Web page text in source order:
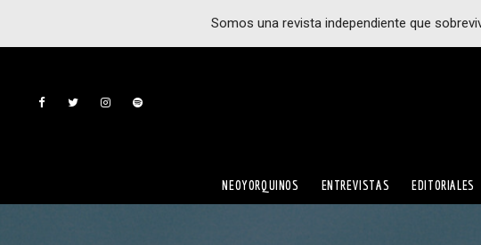
Somos una revista independiente que
NEOYORQUINOS ENTREVISTAS EDITORIALES